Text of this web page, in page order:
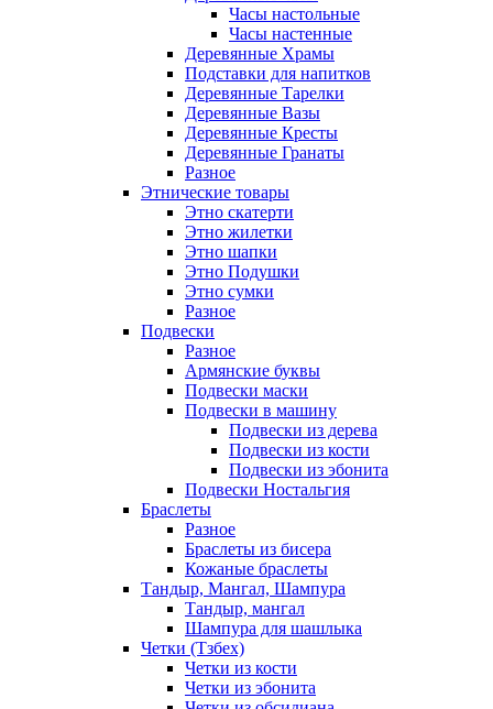
Часы настольные
Часы настенные
Деревянные Храмы
Подставки для напитков
Деревянные Тарелки
Деревянные Вазы
Деревянные Кресты
Деревянные Гранаты
Разное
Этнические товары
Этно скатерти
Этно жилетки
Этно шапки
Этно Подушки
Этно сумки
Разное
Подвески
Разное
Армянские буквы
Подвески маски
Подвески в машину
Подвески из дерева
Подвески из кости
Подвески из эбонита
Подвески Ностальгия
Браслеты
Разное
Браслеты из бисера
Кожаные браслеты
Тандыр, Мангал, Шампура
Тандыр, мангал
Шампура для шашлыка
Четки (Тзбех)
Четки из кости
Четки из эбонита